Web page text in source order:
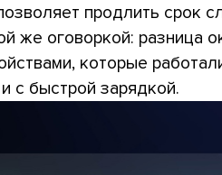
продлить срок
же оговоркой: разница
которые
с быстрой зарядкой.